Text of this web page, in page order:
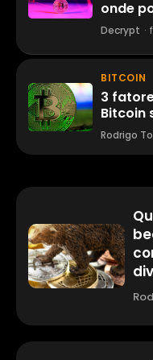
onde
Decrypt ·
BITCOIN
3
Bitcoin
Rodrigo